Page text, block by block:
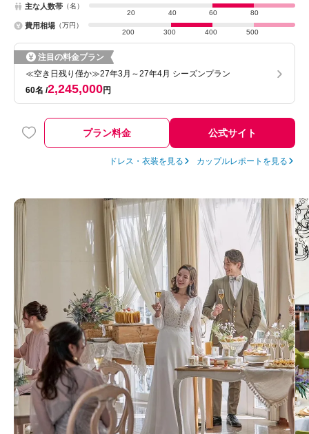
主な人数帯 （名）
20
40 60 80
費用相場 （万円）
200
300 400 500
注目の料金プラン
≪空き日残り僅か≫27年3月～27年4月 シーズンプラン
60名 2,245,000円
プラン料金 公式サイト
ドレス・衣装を見る カップルレポートを見る